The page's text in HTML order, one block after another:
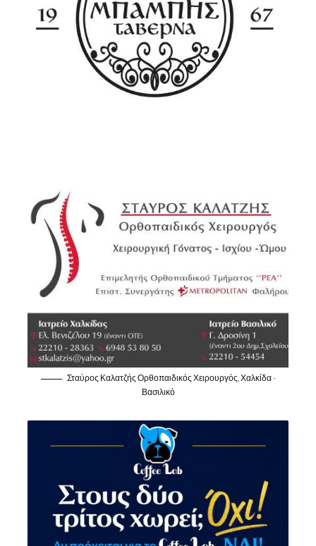
Σταύρος Καλατζής Ορθοπαιδικός Χειρουργός, Χαλκίδα -
Βασιλικό